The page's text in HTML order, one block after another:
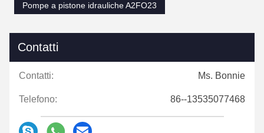
Pompe a pistone idrauliche A2FO23
Contatti
Contatti: Ms. Bonnie
Telefono: 86--13535077468